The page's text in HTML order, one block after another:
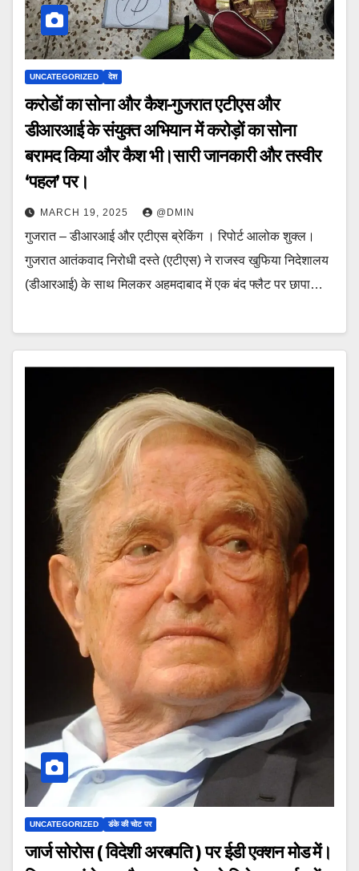
UNCATEGORIZED देश
करोडों का सोना और कैश-गुजरात एटीएस और
डीआरआई के संयुक्त अभियान में करोड़ों का सोना
बरामद किया और कैश भी।सारी जानकारी और तस्वीर
‘पहल’ पर।
MARCH 19, 2025 @DMIN
गुजरात – डीआरआई और एटीएस ब्रेकिंग । रिपोर्ट आलोक शुक्ल।
गुजरात आतंकवाद निरोधी दस्ते (एटीएस) ने राजस्व खुफिया निदेशालय
(डीआरआई) के साथ मिलकर अहमदाबाद में एक बंद फ्लैट पर छापा…
UNCATEGORIZED डंके की चोट पर
जार्ज सोरोस ( विदेशी अरबपति ) पर ईडी एक्शन मोड में।